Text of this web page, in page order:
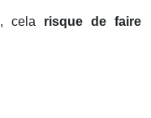
, cela risque de faire